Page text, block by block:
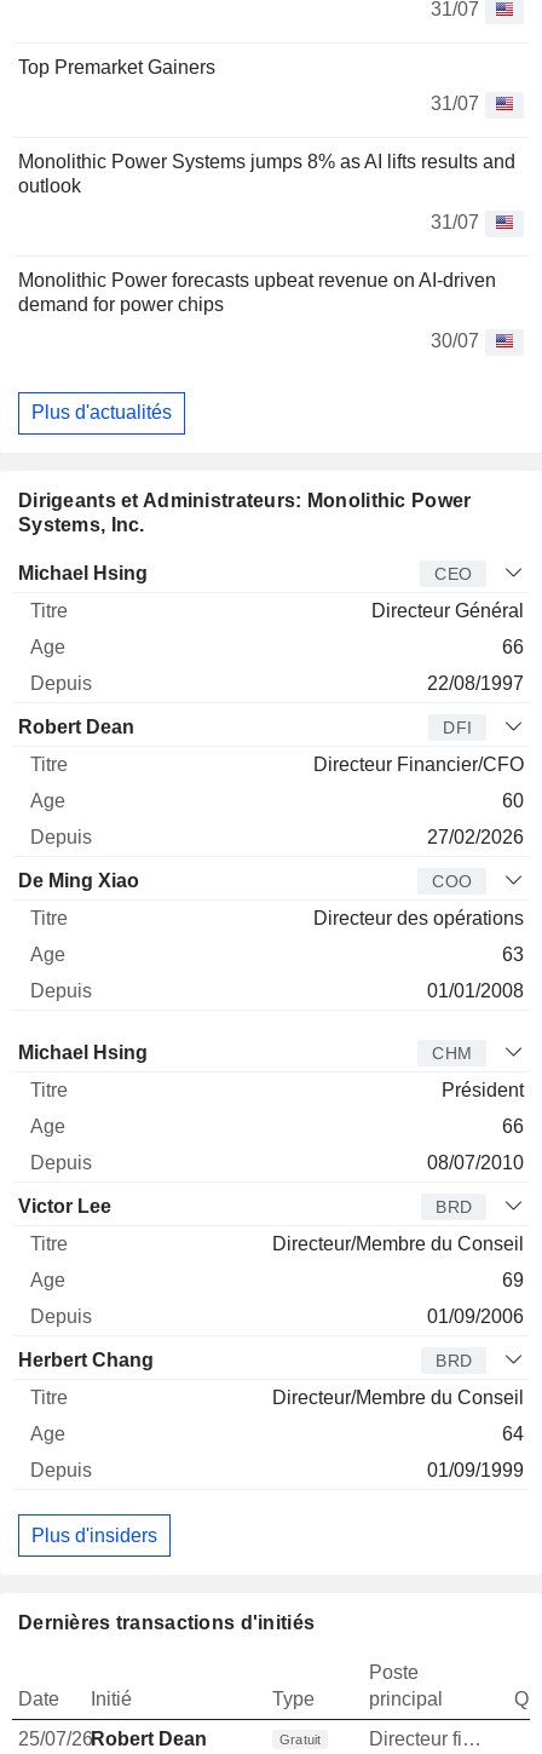
31/07
Top Premarket Gainers
31/07
Monolithic Power Systems jumps 8% as AI lifts results and
outlook
31/07
Monolithic Power forecasts upbeat revenue on AI-driven
demand for power chips
30/07
Plus d'actualités
Dirigeants et Administrateurs: Monolithic Power
Systems, Inc.
Dirigeant Titre
Michael Hsing CEO
Directeur Général
66
22/08/1997
Robert Dean DFI
Directeur Financier/CFO
60
27/02/2026
De Ming Xiao COO
Directeur des opérations
63
01/01/2008
Administrateur
Michael Hsing CHM
Président
66
08/07/2010
Victor Lee BRD
Directeur/Membre du Conseil
69
01/09/2006
Herbert Chang BRD
Directeur/Membre du Conseil
64
01/09/1999
Plus d'insiders
Dernières transactions d'initiés
Date Initié Type
Poste
principal
25/07/26Robert Dean Gratuit Directeur financier